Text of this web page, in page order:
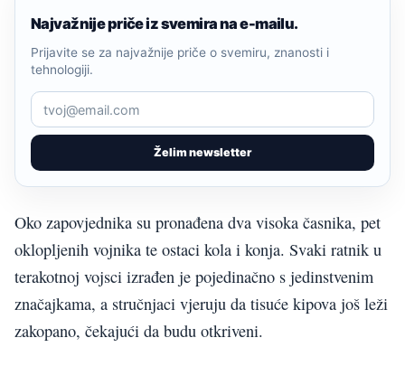
Najvažnije priče iz svemira na e-mailu.
Želim newsletter
Prijavite se za najvažnije priče o svemiru, znanosti i
tehnologiji.
Oko zapovjednika su pronađena dva visoka časnika, pet
oklopljenih vojnika te ostaci kola i konja. Svaki ratnik u
terakotnoj vojsci izrađen je pojedinačno s jedinstvenim
značajkama, a stručnjaci vjeruju da tisuće kipova još leži
zakopano, čekajući da budu otkriveni.